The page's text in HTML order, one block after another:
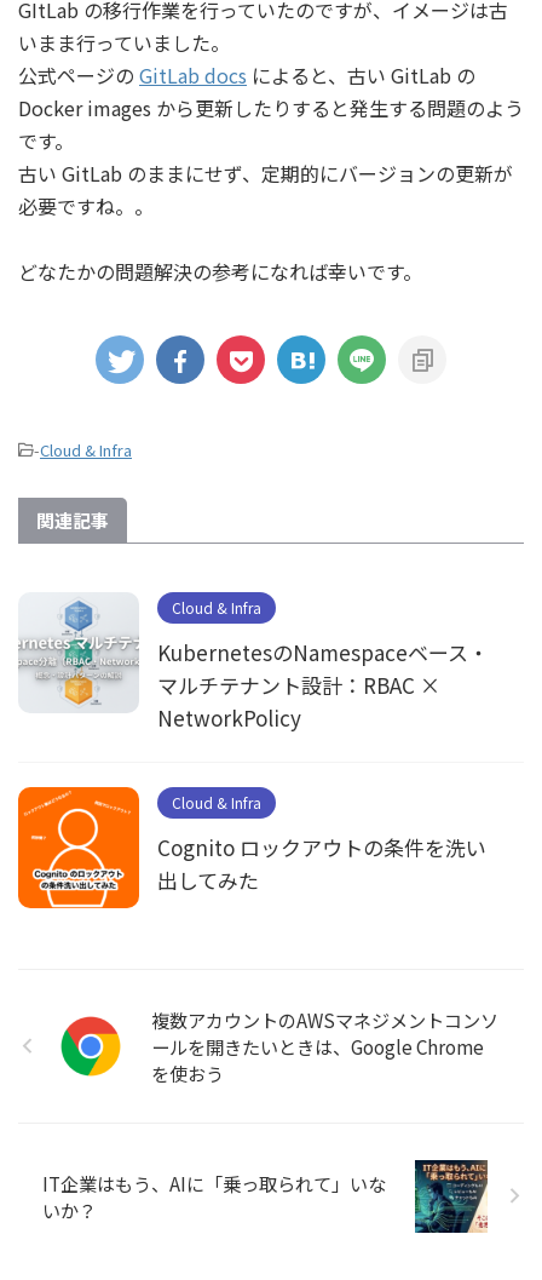
GItLab の移行作業を行っていたのですが、イメージは古
いまま行っていました。
公式ページの GitLab docs によると、古い GitLab の
Docker images から更新したりすると発生する問題のよう
です。
古い GitLab のままにせず、定期的にバージョンの更新が
必要ですね。。
どなたかの問題解決の参考になれば幸いです。
-Cloud & Infra
関連記事
Cloud & Infra
KubernetesのNamespaceベース・
マルチテナント設計：RBAC ×
NetworkPolicy
Cloud & Infra
Cognito ロックアウトの条件を洗い
出してみた
複数アカウントのAWSマネジメントコンソ
ールを開きたいときは、Google Chrome
を使おう
IT企業はもう、AIに「乗っ取られて」いな
いか？